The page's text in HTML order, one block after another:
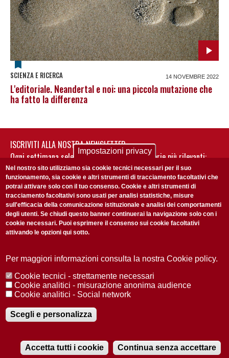
SCIENZA E RICERCA 14 NOVEMBRE 2022
L'editoriale. Neandertal e noi: una piccola mutazione che
ha fatto la differenza
ISCRIVITI ALLA NOSTRA NEWSLETTER
Ogni settimana selezioniamo per te nostre storie più rilevanti:
non perderti gli aggiornamenti della nostra newsletter
Accetto laPrivacy Policy
Redazione Copyright Privacy
Area stampa
© 2025 Università di Padova
Registrazione presso il Tribunale di Padova n. 2097/2012 del 18 giugno
2012
Impostazioni privacy
Nel nostro sito utilizziamo sia cookie tecnici necessari per il suo
funzionamento, sia cookie e altri strumenti di tracciamento facoltativi che
potrai attivare solo con il tuo consenso. Cookie e altri strumenti di
tracciamento facoltativi sono usati per analisi statistiche, misure
sull'efficacia della comunicazione istituzionale e analisi dei comportamenti
degli utenti. Se chiudi questo banner continuerai la navigazione solo con i
cookie necessari. Puoi esprimere il consenso sui cookie facoltativi
attivando le opzioni qui sotto.
Per maggiori informazioni consulta la nostra Cookie policy.
Cookie tecnici - strettamente necessari
Cookie analitici - misurazione anonima audience
Cookie analitici - Social network
Scegli e personalizza
Accetta tutti i cookie Continua senza accettare